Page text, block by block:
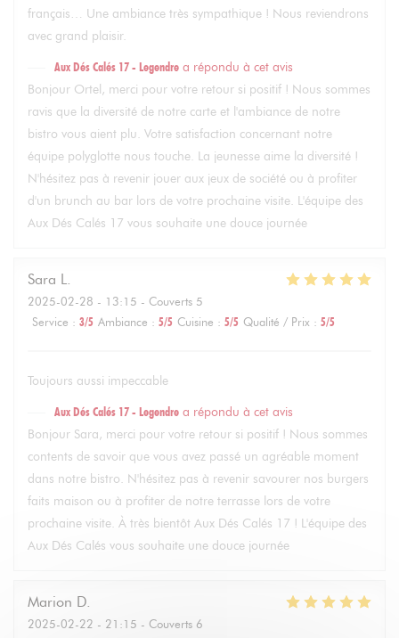
français… Une ambiance très sympathique ! Nous reviendrons
avec grand plaisir.
Aux Dés Calés 17 - Legendre a répondu à cet avis
Bonjour Ortel, merci pour votre retour si positif ! Nous sommes
ravis que la diversité de notre carte et l'ambiance de notre
bistro vous aient plu. Votre satisfaction concernant notre
équipe polyglotte nous touche. La jeunesse aime la diversité !
N'hésitez pas à revenir jouer aux jeux de société ou à profiter
d'un brunch au bar lors de votre prochaine visite. L'équipe des
Aux Dés Calés 17 vous souhaite une douce journée
Sara L
2025-02-28 - 13:15 - Couverts 5
Service : 3/5 Ambiance : 5/5 Cuisine : 5/5 Qualité / Prix : 5/5
Toujours aussi impeccable
Aux Dés Calés 17 - Legendre a répondu à cet avis
Bonjour Sara, merci pour votre retour si positif ! Nous sommes
contents de savoir que vous avez passé un agréable moment
dans notre bistro. N'hésitez pas à revenir savourer nos burgers
faits maison ou à profiter de notre terrasse lors de votre
prochaine visite. À très bientôt Aux Dés Calés 17 ! L'équipe des
Aux Dés Calés vous souhaite une douce journée
Marion D
2025-02-22 - 21:15 - Couverts 6